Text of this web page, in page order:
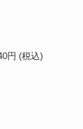
円 (税込)